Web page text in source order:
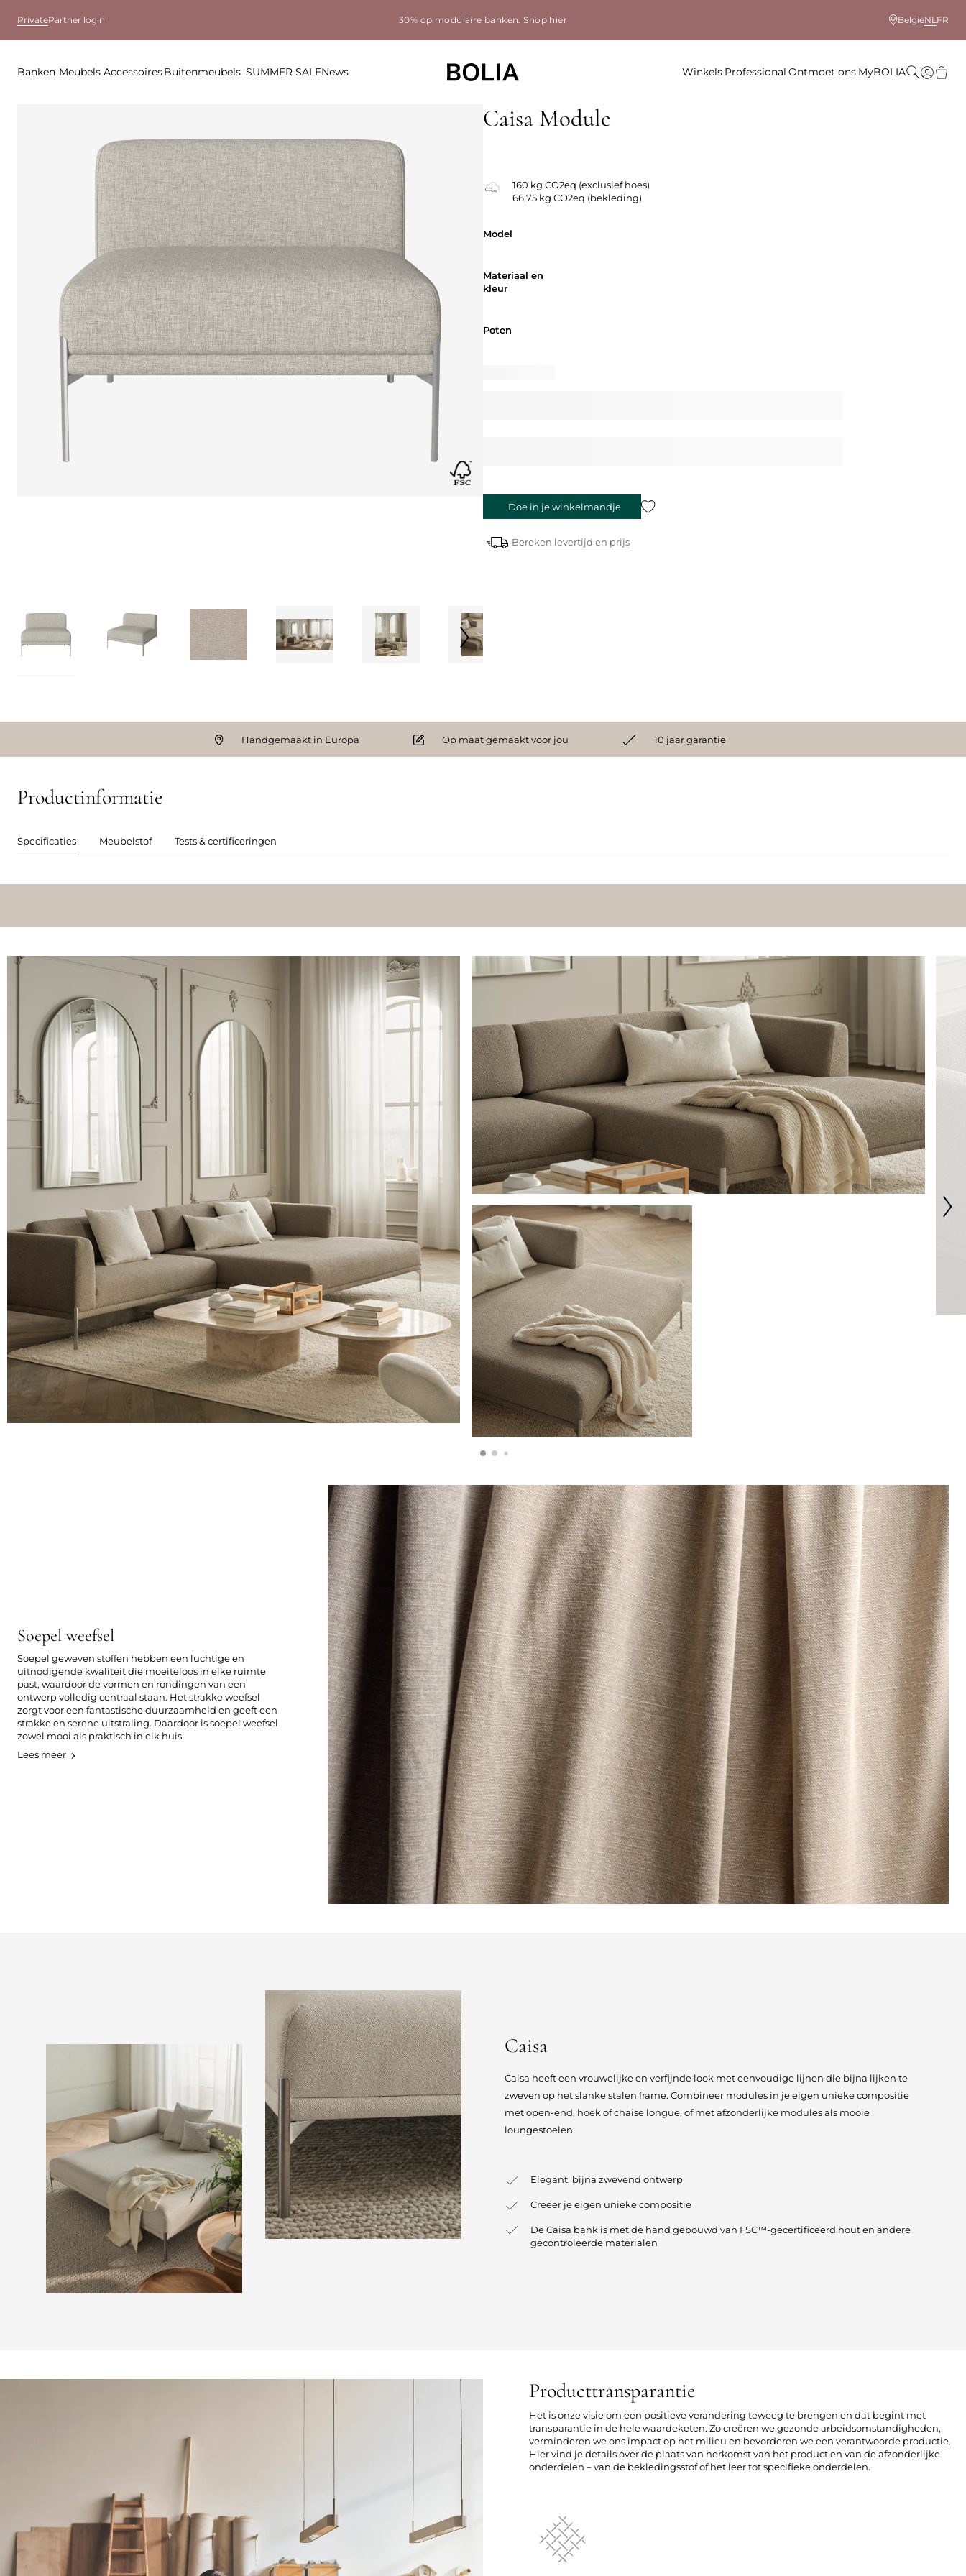
PrivatePartner login 30% op modulaire banken.Shop hier BelgiëNLFR
Banken Meubels AccessoiresBuitenmeubels SUMMER SALENews Winkels Professional Ontmoet ons MyBOLIA
Caisa Module
160 kg CO2eq (exclusief hoes)
66,75 kg CO2eq (bekleding)
Model
Materiaal en
kleur
Poten
Doe in je winkelmandje
Bereken levertijd en prijs
Handgemaakt in Europa Op maat gemaakt voor jou 10 jaar garantie
Productinformatie
Specificaties Meubelstof Tests & certificeringen
Soepel weefsel
Soepel geweven stoffen hebben een luchtige en
uitnodigende kwaliteit die moeiteloos in elke ruimte
past, waardoor de vormen en rondingen van een
ontwerp volledig centraal staan. Het strakke weefsel
zorgt voor een fantastische duurzaamheid en geeft een
strakke en serene uitstraling. Daardoor is soepel weefsel
zowel mooi als praktisch in elk huis.
Lees meer
Caisa
Caisa heeft een vrouwelijke en verfijnde look met eenvoudige lijnen die bijna lijken te
zweven op het slanke stalen frame. Combineer modules in je eigen unieke compositie
met open-end, hoek of chaise longue, of met afzonderlijke modules als mooie
loungestoelen.
Elegant, bijna zwevend ontwerp
Creëer je eigen unieke compositie
De Caisa bank is met de hand gebouwd van FSC™-gecertificeerd hout en andere
gecontroleerde materialen
Producttransparantie
Het is onze visie om een positieve verandering teweeg te brengen en dat begint met
transparantie in de hele waardeketen. Zo creëren we gezonde arbeidsomstandigheden,
verminderen we ons impact op het milieu en bevorderen we een verantwoorde productie.
Hier vind je details over de plaats van herkomst van het product en van de afzonderlijke
onderdelen – van de bekledingsstof of het leer tot specifieke onderdelen.